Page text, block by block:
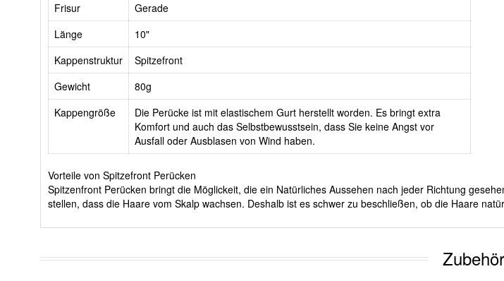
Frisur
Gerade
Länge
10"
Kappenstruktur
Spitzefront
Gewicht
80g
Kappengröße
Die Perücke ist mit elastischem Gurt herstellt worden. Es bringt extra
Komfort und auch das Selbstbewusstsein, dass Sie keine Angst vor
Ausfall oder Ausblasen von Wind haben.
Vorteile von Spitzefront Perücken
Spitzenfront Perücken bringt die Möglickeit, die ein Natürliches Aussehen nach jeder Richtung
stellen, dass die Haare vom Skalp wachsen. Deshalb ist es schwer zu beschließen, ob die Haare
Zubehör